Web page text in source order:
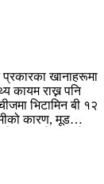
प्रकारका खानाहरूमा
कायम राख्न पनि
भिटामिन बी १२
कारण, मूड
बि १२ ले